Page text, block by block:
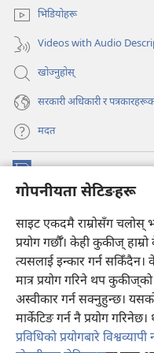
गोपनीयता सेटिङहरू
साइट एकदमै राम्रोसँग चलोस्
प्रयोग गर्छौँ। केही कुकीज्‌
त्यसलाई इन्कार गर्न
मात्र प्रयोग गरिने थप
अस्वीकार गर्न सक्नुहुन्छ।
मार्केटिङ गर्न नै प्रयोग
प्रविधिको प्रयोगबारे विश्वव्यापी
खुल्नेछ)
नयाँ
पृष्ठ
खुल्नेछ)
भिडियोहरू
Videos with Audio
खोज्नुहोस्‌
सरकारी अधिकारी र
मदत
अर्को
नयाँ
पृष्ठ
प्रहरीधरहरा अनलाइन लाइब्रेरी
(ब्राउजरको
अर्को
नयाँ
पृष्ठ
खुल्नेछ)
JW Hub ®
(ब्राउजरको
अर्को
ट्याबमा
नयाँ
पृष्ठ
खुल्नेछ)
JW लाइब्रेरी एप